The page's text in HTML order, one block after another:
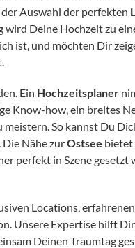
Auswahl der perfekten
Deine Hochzeit zu
ist, und möchten Dir
Ein Hochzeitsplaner
Know-how, ein breites
So kannst Du
Die Nähe zur Ostsee bietet
perfekt in Szene gesetzt
Locations, erfahrenen
Unsere Expertise hilft
Deinen Traumtag